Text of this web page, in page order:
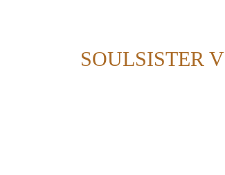
SOULSISTER